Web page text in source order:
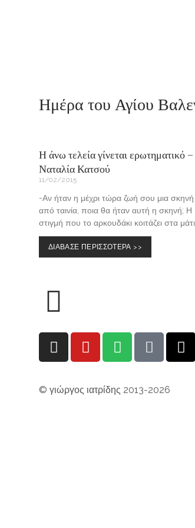
Ημέρα του Αγίου
Η άνω τελεία γίνεται ερωτηματικό –
Ναταλία Κατσού
11/02/2015
-Αν ήταν η μέχρι τώρα ζωή σου μια σκηνή
από ταινία, ποια θα ήταν αυτή η σκηνή; Η
στιγμή που το αρκουδάκι κοιτάζει στα
ΔΙΑΒΑΣΕ ΠΕΡΙΣΣΟΤΕΡΑ >>
© γιώργος ιατρίδης 2013-2026